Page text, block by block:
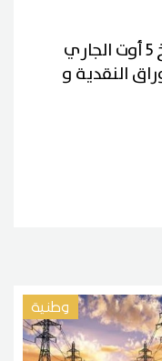
وأضاف المصدر ذاته أنه تم بتاريخ 5 أوت الجاري
الأوراق النقدية و
وطنية